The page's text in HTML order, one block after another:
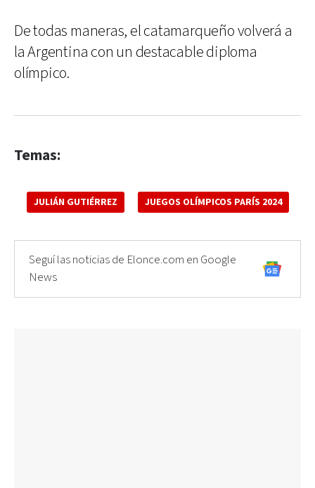
De todas maneras, el catamarqueño volverá a
la Argentina con un destacable diploma
olímpico.
Temas:
JULIÁN GUTIÉRREZ JUEGOS OLÍMPICOS PARÍS 2024
Seguí las noticias de Elonce.com en Google
News